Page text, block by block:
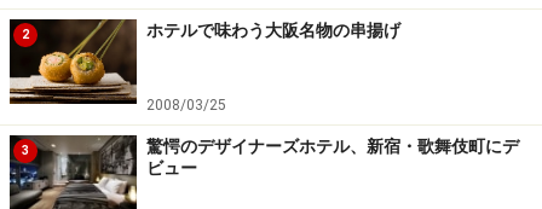
と合わせれば更にお得感が高くなります。
次のページではデラックスホテル公式サイトの格安プラ
ンについて解説します。
2 ホテルで味わう大阪名物の串揚げ
2008/03/25
3
驚愕のデザイナーズホテル、新宿・歌舞伎町にデ
ビュー